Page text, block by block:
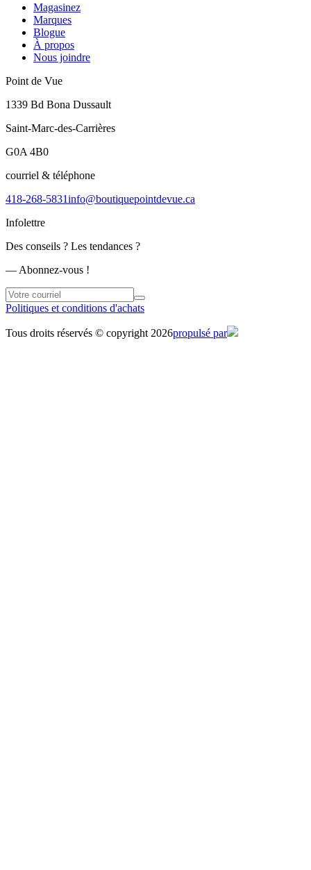
Magasinez
Marques
Blogue
À propos
Nous joindre
Point de Vue
1339 Bd Bona Dussault
Saint-Marc-des-Carrières
G0A 4B0
courriel & téléphone
418-268-5831info@boutiquepointdevue.ca
Infolettre
Des conseils ? Les tendances ?
― Abonnez-vous !
Politiques et conditions d'achats
Tous droits réservés © copyright 2026propulsé par